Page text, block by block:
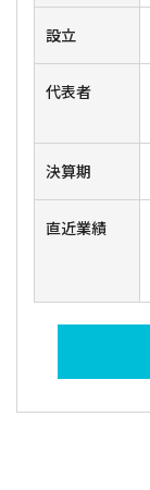
設立
代表者
決算期
直近業績